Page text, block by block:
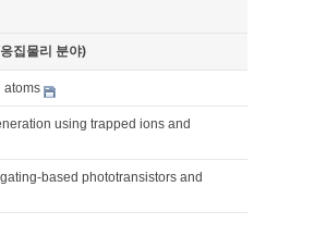
집물리 분야)
atoms
using trapped ions and
based phototransistors and